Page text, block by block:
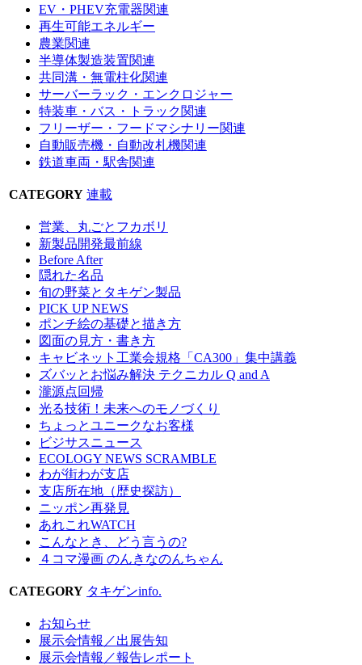
EV・PHEV充電器関連
再生可能エネルギー
農業関連
半導体製造装置関連
共同溝・無電柱化関連
サーバーラック・エンクロジャー
特装車・バス・トラック関連
フリーザー・フードマシナリー関連
自動販売機・自動改札機関連
鉄道車両・駅舎関連
CATEGORY 連載
営業、丸ごとフカボリ
新製品開発最前線
Before After
隠れた名品
旬の野菜とタキゲン製品
PICK UP NEWS
ポンチ絵の基礎と描き方
図面の見方・書き方
キャビネット工業会規格「CA300」集中講義
ズバッとお悩み解決 テクニカル Q and A
瀧源点回帰
光る技術！未来へのモノづくり
ちょっとユニークなお客様
ビジサスニュース
ECOLOGY NEWS SCRAMBLE
わが街わが支店
支店所在地（歴史探訪）
ニッポン再発見
あれこれWATCH
こんなとき、どう言うの?
４コマ漫画 のんきなのんちゃん
CATEGORY タキゲンinfo.
お知らせ
展示会情報／出展告知
展示会情報／報告レポート